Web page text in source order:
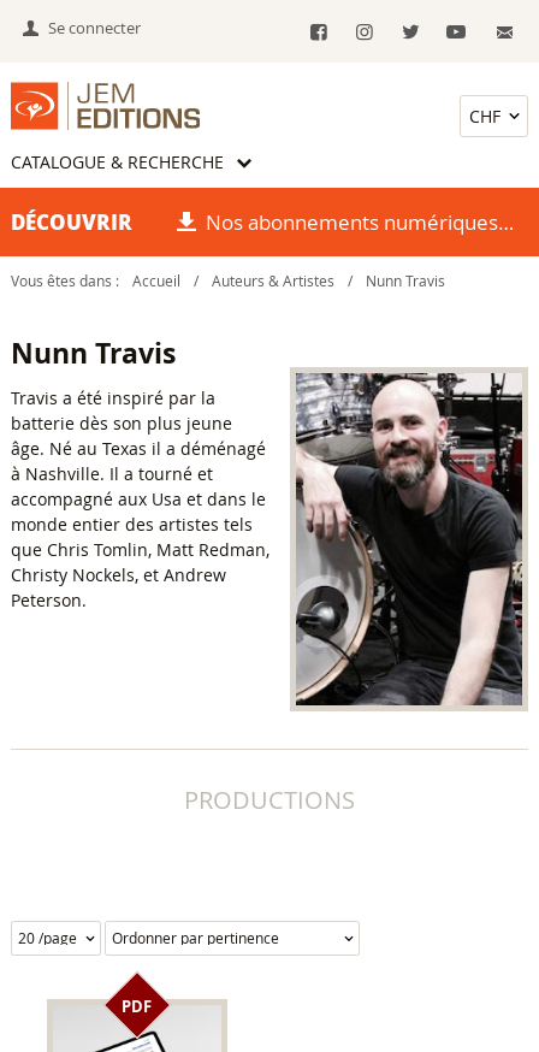
Se connecter
CATALOGUE & RECHERCHE
DÉCOUVRIR Nos abonnements numériques
Vous êtes dans : Accueil / Auteurs & Artistes / Nunn Travis
Nunn Travis
Travis a été inspiré par la
batterie dès son plus jeune
âge. Né au Texas il a déménagé
à Nashville. Il a tourné et
accompagné aux Usa et dans le
monde entier des artistes tels
que Chris Tomlin, Matt Redman,
Christy Nockels, et Andrew
Peterson.
PRODUCTIONS
PDF